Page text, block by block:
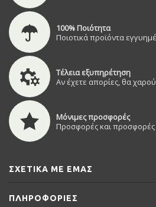
100% Ποιότητα
Ποιοτικά προϊόντα
Τέλεια εξυπηρέτηση
Αν έχετε απορίες, θα
Μόνιμες προσφορές
Προσφορές και προσφορές
ΣΧΕΤΙΚΆ ΜΕ ΕΜΆΣ
ΠΛΗΡΟΦΟΡΊΕΣ